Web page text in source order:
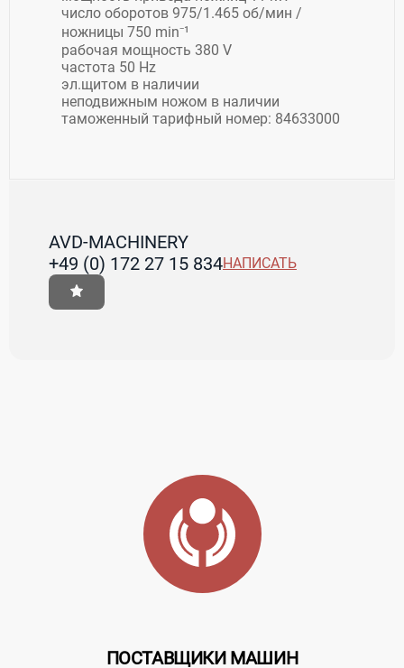
число оборотов 975/1.465 об/мин /
ножницы 750 min⁻¹
рабочая мощность 380 V
частота 50 Hz
эл.щитом в наличии
неподвижным ножом в наличии
таможенный тарифный номер: 84633000
AVD-MACHINERY
+49 (0) 172 27 15 834НАПИСАТЬ
ПОСТАВЩИКИ МАШИН